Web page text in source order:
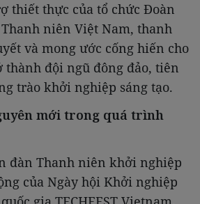
thiết thực của tổ chức Đoàn
niên Việt Nam, thanh
và mong ước cống hiến cho
thành đội ngũ đông đảo, tiên
trào khởi nghiệp sáng tạo.
mới trong quá trình
đàn Thanh niên khởi nghiệp
của Ngày hội Khởi nghiệp